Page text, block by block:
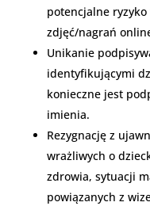
potencjalne
zdjęć/nagrań
Unikanie
identyfikującymi
konieczne jest
imienia.
Rezygnację z
wrażliwych o
zdrowia, sytuacji
powiązanych z